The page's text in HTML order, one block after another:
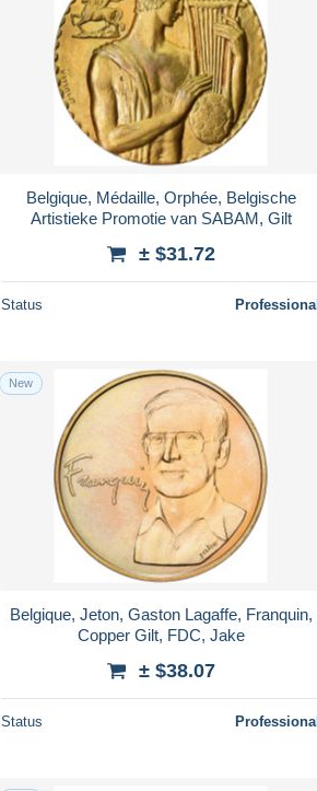
Belgique, Médaille, Orphée, Belgische
Artistieke Promotie van SABAM, Gilt
± $31.72
Status Professional
New
Belgique, Jeton, Gaston Lagaffe, Franquin,
Copper Gilt, FDC, Jake
± $38.07
Status Professional